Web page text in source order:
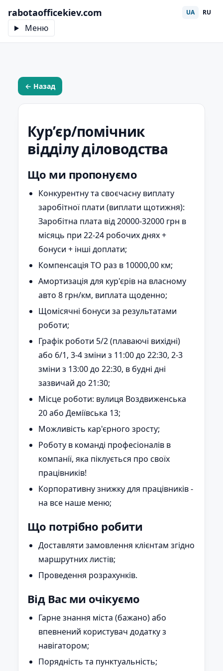
rabotaofficekiev.com
Меню
UA RU
← Назад
Курʼєр/помічник
відділу діловодства
Що ми пропонуємо
Конкурентну та своєчасну виплату
заробітної плати (виплати щотижня):
Заробітна плата від 20000-32000 грн в
місяць при 22-24 робочих днях +
бонуси + інші доплати;
Компенсація ТО раз в 10000,00 км;
Амортизація для кур'єрів на власному
авто 8 грн/км, виплата щоденно;
Щомісячні бонуси за результатами
роботи;
Графік роботи 5/2 (плаваючі вихідні)
або 6/1, 3-4 зміни з 11:00 до 22:30, 2-3
зміни з 13:00 до 22:30, в будні дні
зазвичай до 21:30;
Місце роботи: вулиця Воздвиженська
20 або Деміївська 13;
Можливість кар'єрного зросту;
Роботу в команді професіоналів в
компанії, яка піклується про своїх
працівників!
Корпоративну знижку для працівників -
на все наше меню;
Що потрібно робити
Доставляти замовлення клієнтам згідно
маршрутних листів;
Проведення розрахунків.
Від Вас ми очікуємо
Гарне знання міста (бажано) або
впевнений користувач додатку з
навігатором;
Порядність та пунктуальність;